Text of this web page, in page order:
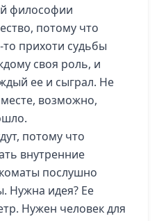
философии
потому что
прихоти судьбы
своя роль, и
ее и сыграл. Не
возможно,
потому что
внутренние
послушно
Нужна идея? Ее
Нужен человек для